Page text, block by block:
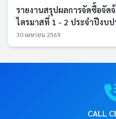
รายงานสรุปผลการจัดซื้อจัด
ไตรมาสที่ 1 - 2 ประจำปีงบ
30 เมษายน 2569
CALL